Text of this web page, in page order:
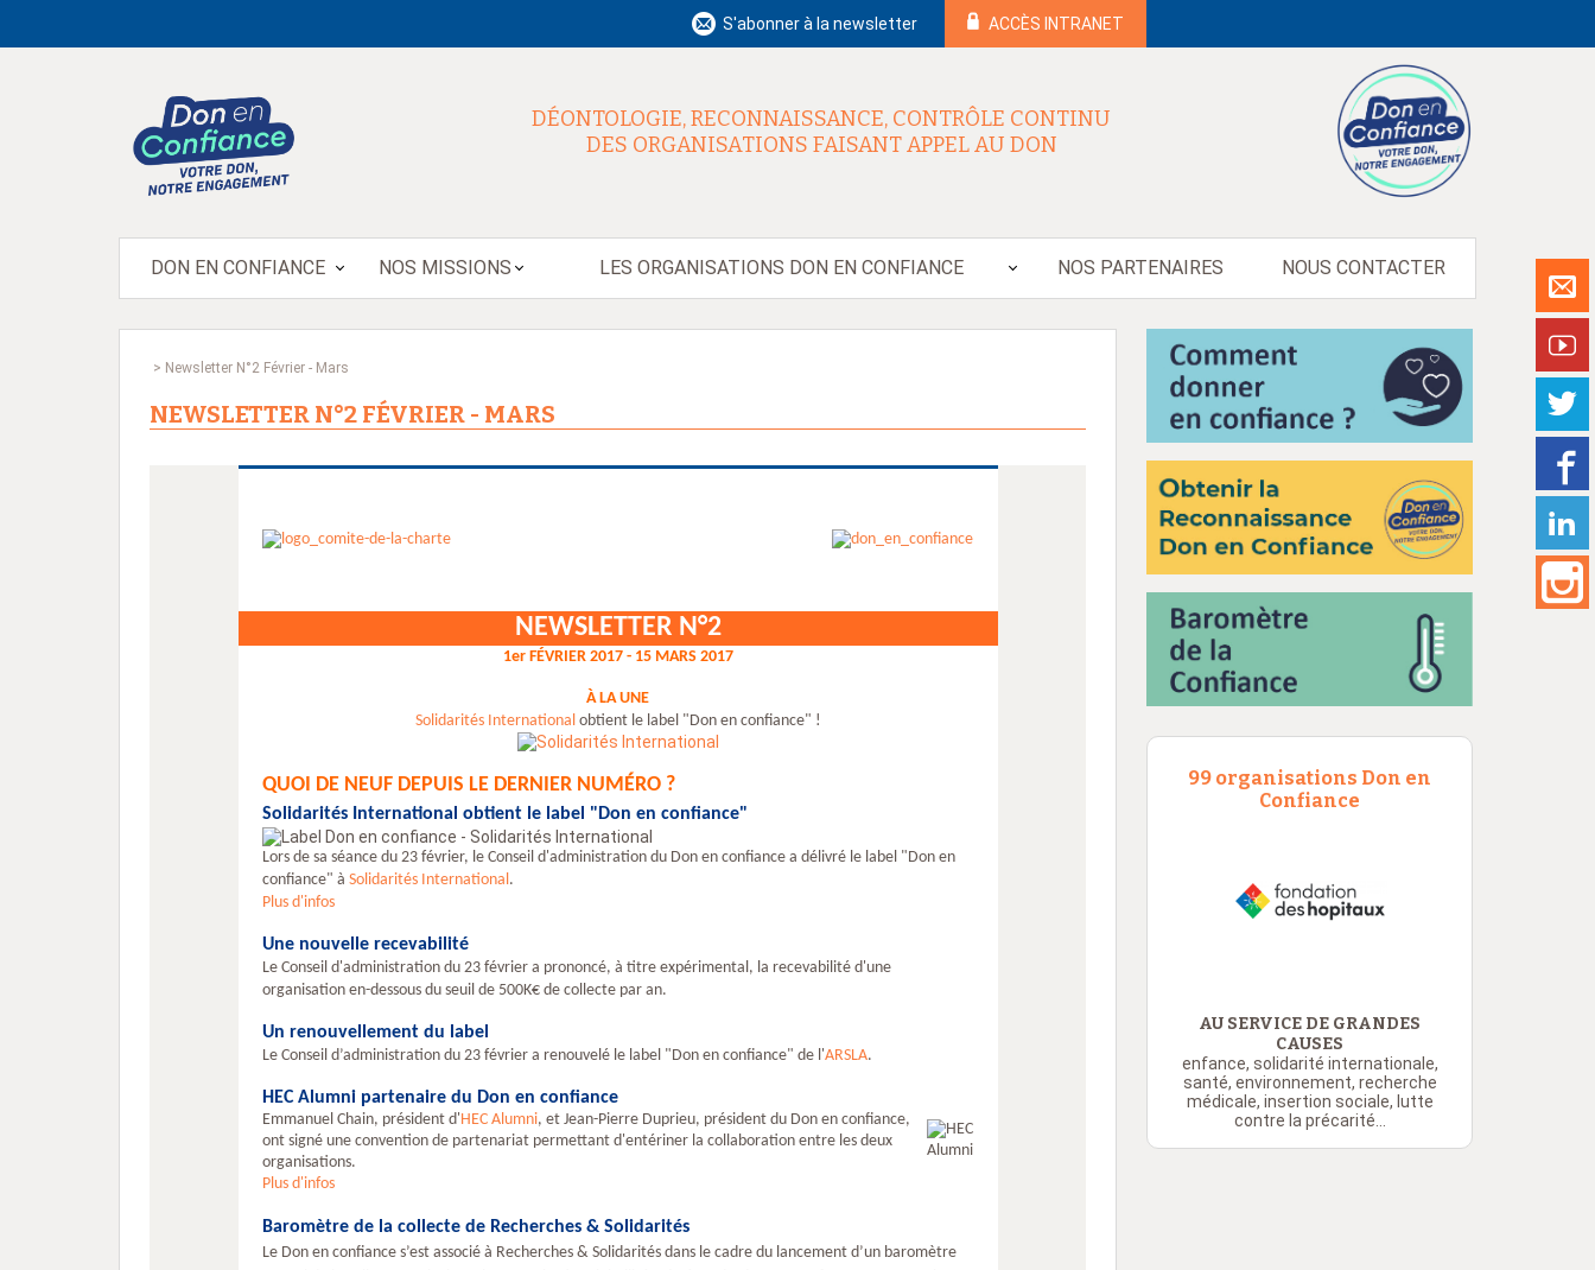
S'abonner à la newsletter ACCÈS INTRANET
DÉONTOLOGIE, RECONNAISSANCE, CONTRÔLE CONTINU
DES ORGANISATIONS FAISANT APPEL AU DON
DON EN CONFIANCE NOS MISSIONS LES ORGANISATIONS DON EN CONFIANCE NOS PARTENAIRES NOUS CONTACTER
> Newsletter N°2 Février - Mars
NEWSLETTER N°2 FÉVRIER - MARS
NEWSLETTER N°2
1er FÉVRIER 2017 - 15 MARS 2017
À LA UNE
Solidarités Internationalobtient le label "Don en confiance" !
QUOI DE NEUF DEPUIS LE DERNIER NUMÉRO ?
Solidarités International obtient le label "Don en confiance"
Lors de sa séance du 23 février, le Conseil d'administration du Don en confiance a délivré le label "Don en
confiance" à Solidarités International.
Plus d'infos
Une nouvelle recevabilité
Le Conseil d'administration du 23 février a prononcé, à titre expérimental, la recevabilité d'une
organisation en-dessous du seuil de 500K€ de collecte par an.
Un renouvellement du label
Le Conseil d’administration du 23 février a renouvelé le label "Don en confiance" de l'ARSLA.
HEC Alumni partenaire du Don en confiance
Emmanuel Chain, président d'HECAlumni, et Jean-Pierre Duprieu, président du Don en confiance,
ont signé une convention de partenariat permettant d'entériner la collaboration entre les deux
organisations.
Plus d'infos
Baromètre de la collecte de Recherches & Solidarités
Le Don en confiance s’est associé à Recherches & Solidarités dans le cadre du lancement d’un baromètre
99 organisations Don en
Confiance
AU SERVICE DE GRANDES
CAUSES
enfance, solidarité internationale,
santé, environnement, recherche
médicale, insertion sociale, lutte
contre la précarité...